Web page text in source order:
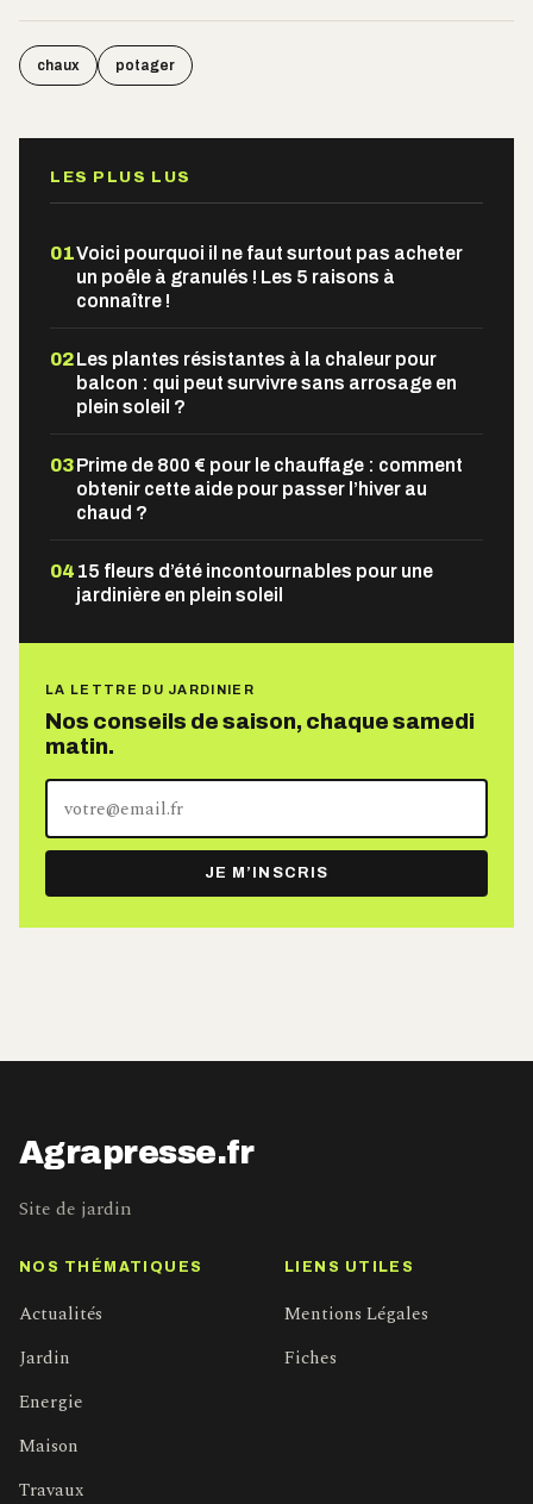
chaux potager
LES PLUS LUS
01Voici pourquoi il ne faut surtout pas acheter
un poêle à granulés ! Les 5 raisons à
connaître !
02Les plantes résistantes à la chaleur pour
balcon : qui peut survivre sans arrosage en
plein soleil ?
03Prime de 800 € pour le chauffage : comment
obtenir cette aide pour passer l’hiver au
chaud ?
04 15 fleurs d’été incontournables pour une
jardinière en plein soleil
LA LETTRE DU JARDINIER
Nos conseils de saison, chaque samedi
matin.
Votre
adresse
e-
mail
JE M’INSCRIS
Agrapresse.fr
Site de jardin
NOS THÉMATIQUES
Actualités
Jardin
Energie
Maison
Travaux
LIENS UTILES
Mentions Légales
Fiches